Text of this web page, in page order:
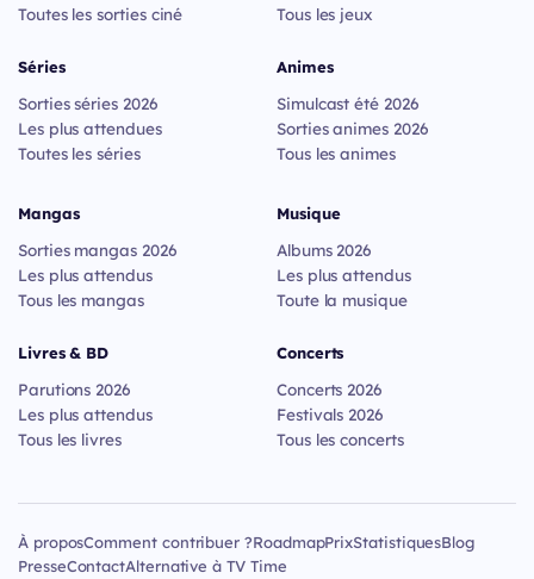
Toutes les sorties ciné
Séries
Sorties séries 2026
Les plus attendues
Toutes les séries
Tous les jeux
Animes
Simulcast été 2026
Sorties animes 2026
Tous les animes
Mangas
Sorties mangas 2026
Les plus attendus
Tous les mangas
Livres & BD
Parutions 2026
Les plus attendus
Tous les livres
Musique
Albums 2026
Les plus attendus
Toute la musique
Concerts
Concerts 2026
Festivals 2026
Tous les concerts
À proposComment contribuer ?RoadmapPrixStatistiquesBlog
PresseContactAlternative à TV Time